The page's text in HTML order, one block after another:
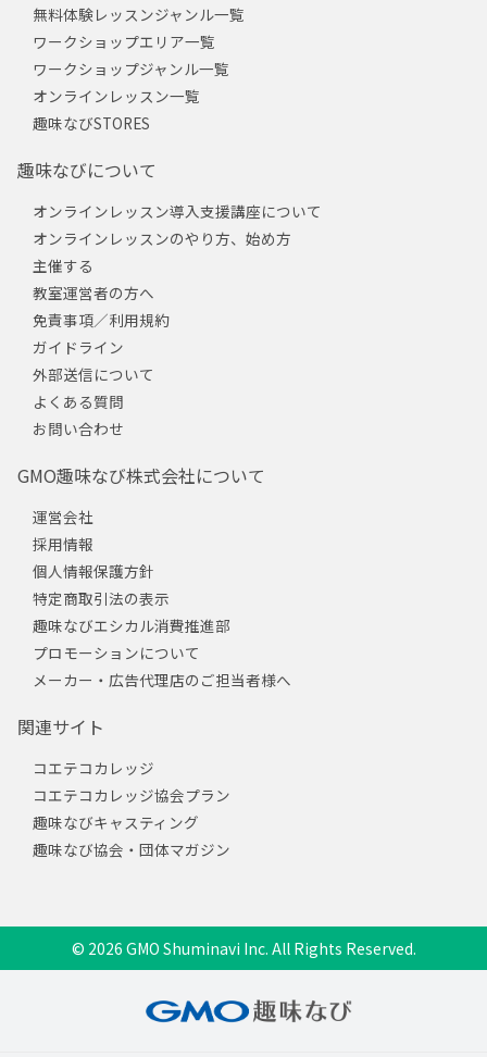
無料体験レッスンジャンル一覧
ワークショップエリア一覧
ワークショップジャンル一覧
オンラインレッスン一覧
趣味なびSTORES
趣味なびについて
オンラインレッスン導入支援講座について
オンラインレッスンのやり方、始め方
主催する
教室運営者の方へ
免責事項／利用規約
ガイドライン
外部送信について
よくある質問
お問い合わせ
GMO趣味なび株式会社について
運営会社
採用情報
個人情報保護方針
特定商取引法の表示
趣味なびエシカル消費推進部
プロモーションについて
メーカー・広告代理店のご担当者様へ
関連サイト
コエテコカレッジ
コエテコカレッジ協会プラン
趣味なびキャスティング
趣味なび協会・団体マガジン
© 2026 GMO Shuminavi Inc. All Rights Reserved.